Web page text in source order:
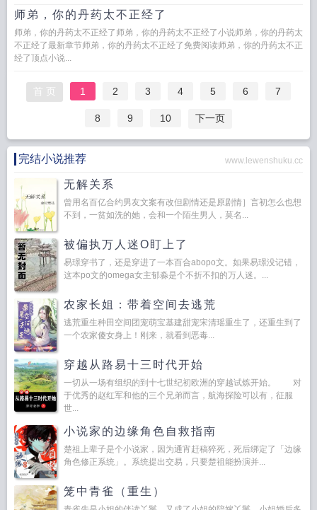
师弟，你的丹药太不正经了
师弟，你的丹药太不正经了师弟，你的丹药太不正经了小说师弟，你的丹药太
不正经了最新章节师弟，你的丹药太不正经了免费阅读师弟，你的丹药太不正
经了顶点小说...
首 页 1 2 3 4 5 6 7
8 9 10 下一页
完结小说推荐 www.lewenshuku.cc
无解关系
曾用名百亿合约男友文案有改但剧情还是原剧情］言初怎么也想
不到，一贫如洗的她，会和一个陌生男人，莫名...
被偏执万人迷O盯上了
易璟穿书了，还是穿进了一本百合abopo文。如果易璟没记错，
这本po文的omega女主郁淼是个不折不扣的万人迷。...
农家长姐：带着空间去逃荒
逃荒重生种田空间团宠萌宝基建甜宠宋清瑶重生了，还重生到了
一个农家傻女身上！刚来，就看到恶毒...
穿越从路易十三时代开始
一切从一场有组织的到十七世纪初欧洲的穿越试炼开始。 对
于优秀的赵红军和他的三个兄弟而言，航海探险可以有，征服
世...
小说家的边缘角色自救指南
楚祖上辈子是个小说家，因为通宵赶稿猝死，死后绑定了「边缘
角色修正系统」。系统提出交易，只要楚祖能扮演并...
笼中青雀（重生）